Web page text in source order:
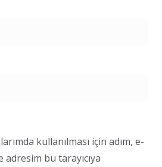
kullanılması için adım, e-
bu tarayıcıya